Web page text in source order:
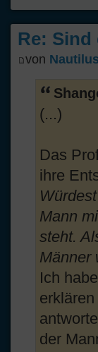
Re:
von Nautilus
(...)
Das
ihre
Mann
steht.
Männer
Ich
der